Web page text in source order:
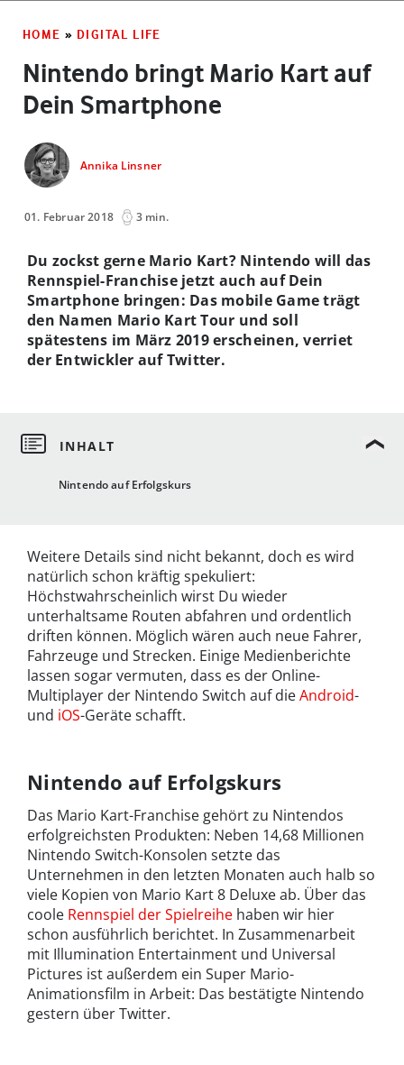
HOME » DIGITAL LIFE
Nintendo bringt Mario Kart auf
Dein Smartphone
Annika Linsner
01. Februar 2018 3 min.
Nintendo auf Erfolgskurs
Du zockst gerne Mario Kart? Nintendo will das
Rennspiel-Franchise jetzt auch auf Dein
Smartphone bringen: Das mobile Game trägt
den Namen Mario Kart Tour und soll
spätestens im März 2019 erscheinen, verriet
der Entwickler auf Twitter.
Weitere Details sind nicht bekannt, doch es wird
natürlich schon kräftig spekuliert:
Höchstwahrscheinlich wirst Du wieder
unterhaltsame Routen abfahren und ordentlich
driften können. Möglich wären auch neue Fahrer,
Fahrzeuge und Strecken. Einige Medienberichte
lassen sogar vermuten, dass es der Online-
Multiplayer der Nintendo Switch auf dieAndroid-
und iOS-Geräte schafft.
Nintendo auf Erfolgskurs
Das Mario Kart-Franchise gehört zu Nintendos
erfolgreichsten Produkten: Neben 14,68 Millionen
Nintendo Switch-Konsolen setzte das
Unternehmen in den letzten Monaten auch halb so
viele Kopien von Mario Kart 8 Deluxe ab. Über das
coole Rennspiel der Spielreihe haben wir hier
schon ausführlich berichtet. In Zusammenarbeit
mit Illumination Entertainment und Universal
Pictures ist außerdem ein Super Mario-
Animationsfilm in Arbeit: Das bestätigte Nintendo
gestern über Twitter.